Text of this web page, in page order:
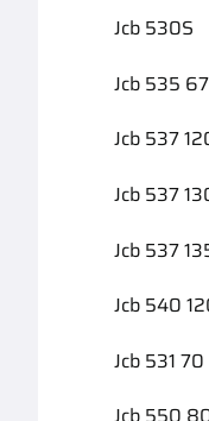
Jcb 530S
Jcb 535 67
Jcb 537
Jcb 537
Jcb 537
Jcb 540
Jcb 531 70